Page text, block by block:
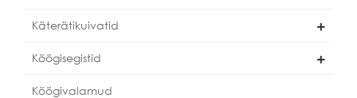
Käterätikuivatid
Köögisegistid
Köögivalamud